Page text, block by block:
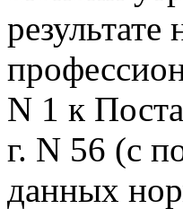
N 1 к
г. N 56 (с
данных